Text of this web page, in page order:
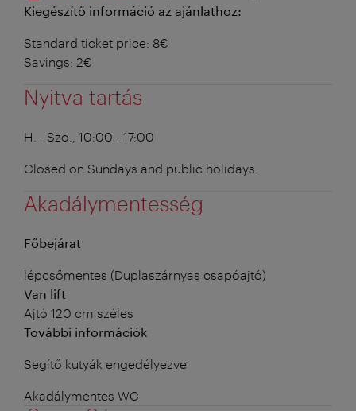
Kiegészítő információ az ajánlathoz:
Standard ticket price: 8€
Savings: 2€
Nyitva tartás
H. - Szo., 10:00 - 17:00
Closed on Sundays and public holidays.
Akadálymentesség
Főbejárat
lépcsőmentes (Duplaszárnyas csapóajtó)
Van lift
Ajtó 120 cm széles
További információk
Segítő kutyák engedélyezve
Akadálymentes WC